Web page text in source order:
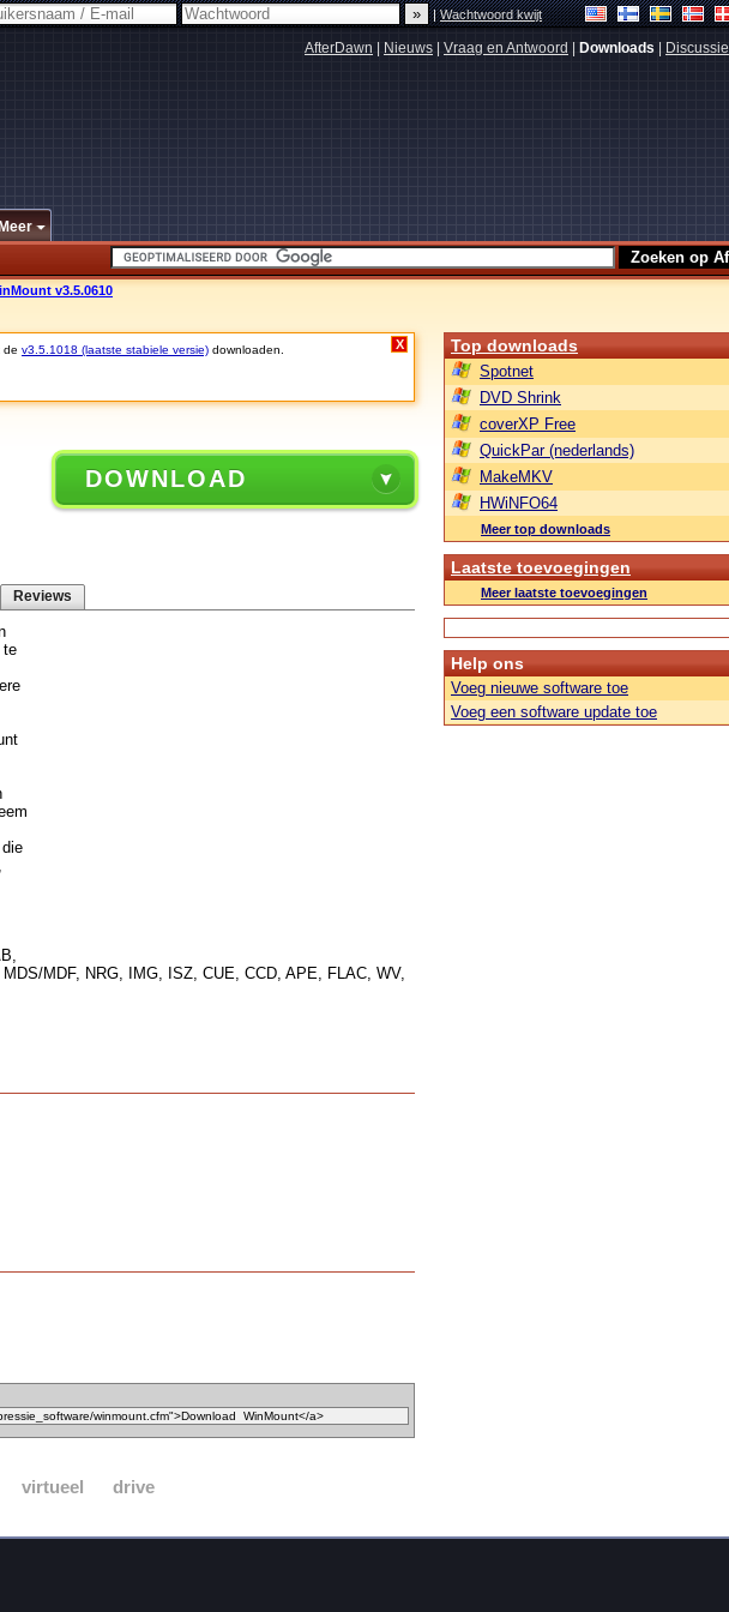
|Wachtwoord kwijt
AfterDawn Nieuws Vraag en Antwoord Downloads Discussie
v3.5.0610
de v3.5.1018 (laatste stabiele versie) downloaden. X
DOWNLOAD
Reviews
te
MDF, NRG, IMG, ISZ, CUE, CCD, APE, FLAC, WV,
virtueel drive
Top downloads
Spotnet
DVD Shrink
coverXP Free
QuickPar (nederlands)
MakeMKV
HWiNFO64
Meer top downloads
Laatste toevoegingen
Meer laatste toevoegingen
Help ons
Voeg nieuwe software toe
Voeg een software update toe